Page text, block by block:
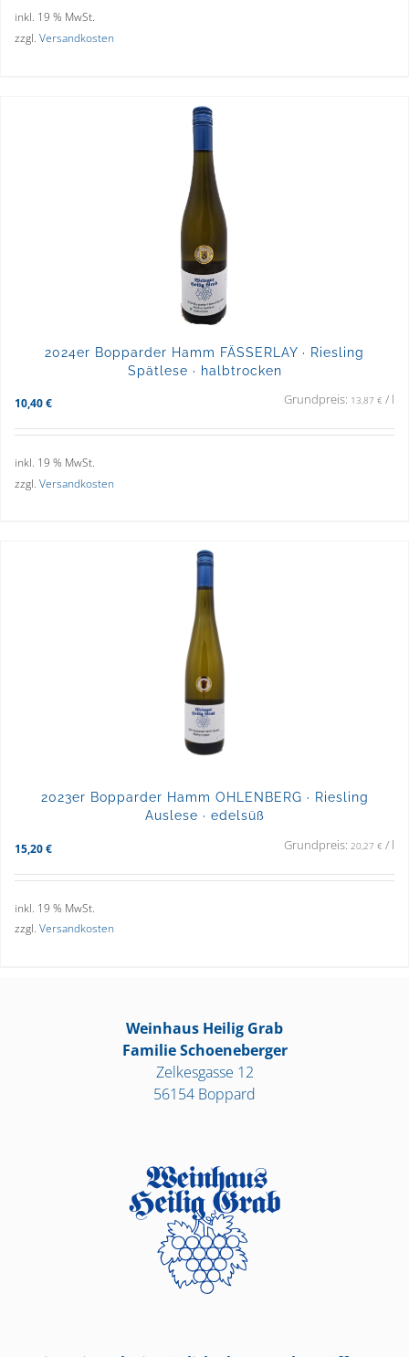
inkl. 19 % MwSt.
zzgl. Versandkosten
2024er Bopparder Hamm FÄSSERLAY · Riesling
Spätlese · halbtrocken
10,40 € Grundpreis: 13,87 € / l
inkl. 19 % MwSt.
zzgl. Versandkosten
2023er Bopparder Hamm OHLENBERG · Riesling
Auslese · edelsüß
15,20 € Grundpreis: 20,27 € / l
inkl. 19 % MwSt.
zzgl. Versandkosten
Weinhaus Heilig Grab
Familie Schoeneberger
Zelkesgasse 12
56154 Boppard